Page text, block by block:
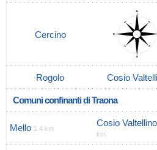
Cercino
Rogolo Cosio
Comuni confinanti di Traona
Mello 1.4 km
Cosio Valtellino
km